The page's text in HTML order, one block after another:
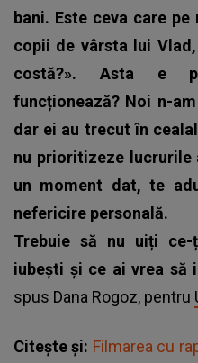
bani. Este ceva care
copii de vârsta lui
costă?». Asta e
funcționează? Noi n-
dar ei au trecut în
nu prioritizeze lucrurile
un moment dat, te
nefericire personală.
Trebuie să nu uiți
iubești și ce ai vrea să
spus Dana Rogoz, pentru
Citește și: Filmarea cu